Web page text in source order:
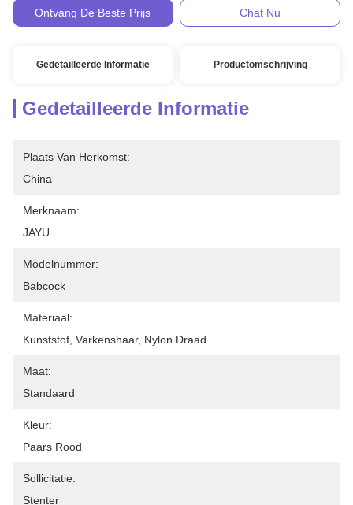
Ontvang De Beste Prijs Chat Nu
Gedetailleerde Informatie Productomschrijving
Gedetailleerde Informatie
Plaats Van Herkomst:
China
Merknaam:
JAYU
Modelnummer:
Babcock
Materiaal:
Kunststof, Varkenshaar, Nylon Draad
Maat:
Standaard
Kleur:
Paars Rood
Sollicitatie:
Stenter